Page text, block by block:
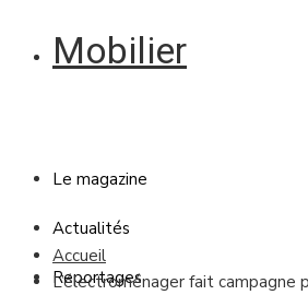
Mobilier
Le magazine
Actualités
Reportages
Accueil
L’électroménager fait campagne